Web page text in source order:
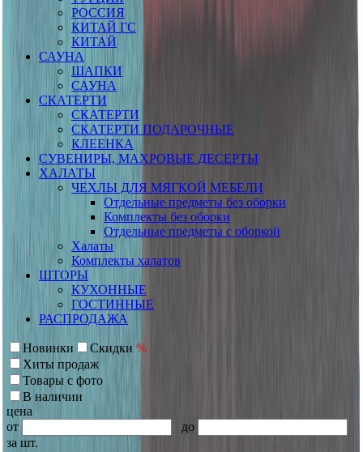
РОССИЯ
КИТАЙ ГС
КИТАЙ
САУНА
ШАПКИ
САУНА
СКАТЕРТИ
СКАТЕРТИ
СКАТЕРТИ ПОДАРОЧНЫЕ
КЛЕЕНКА
СУВЕНИРЫ, МАХРОВЫЕ ДЕСЕРТЫ
ХАЛАТЫ
ЧЕХЛЫ ДЛЯ МЯГКОЙ МЕБЕЛИ
Отдельные предметы без оборки
Комплекты без оборки
Отдельные предметы с оборкой
Халаты
Комплекты халатов
ШТОРЫ
КУХОННЫЕ
ГОСТИННЫЕ
РАСПРОДАЖА
Новинки Скидки %
Хиты продаж
Товары с фото
В наличии
цена
от
до
за шт.